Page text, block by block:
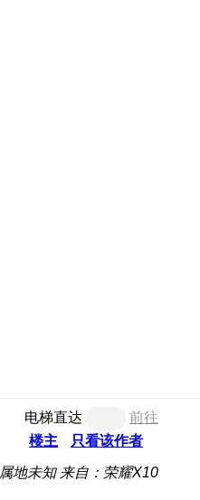
电梯直达
前往
楼主
只看该作者
属地未知 来自：荣耀X10